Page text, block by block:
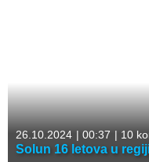
26.10.2024 | 00:37 | 10
Solun 16 letova u